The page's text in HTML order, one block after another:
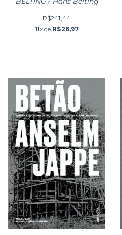
R$241,44
11x de R$26,97